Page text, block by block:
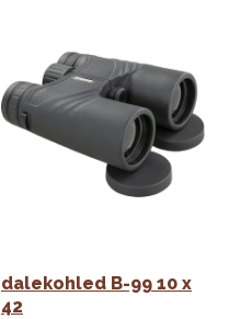
dalekohled B-99 10 x
42